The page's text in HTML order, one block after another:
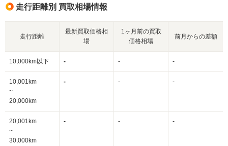
走行距離別 買取相場情報
走行距離
最新買取価格相
場
1ヶ月前の買取
価格相場
前月からの差額
10,000km以下 - - -
10,001km
~
20,000km
- - -
20,001km
~
30,000km
- - -